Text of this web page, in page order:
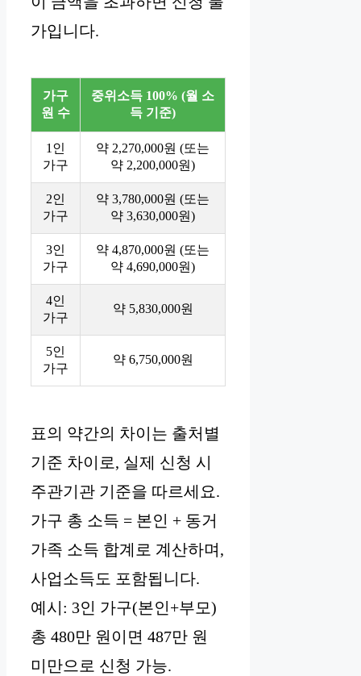
가입니다.
가구
원 수
중위소득 100% (월 소
득 기준)
1인
가구
약 2,270,000원 (또는
약 2,200,000원)
2인
가구
약 3,780,000원 (또는
약 3,630,000원)
3인
가구
약 4,870,000원 (또는
약 4,690,000원)
4인
가구
약 5,830,000원
5인
가구
약 6,750,000원
표의 약간의 차이는 출처별
기준 차이로, 실제 신청 시
주관기관 기준을 따르세요.
가구 총 소득 = 본인 + 동거
가족 소득 합계로 계산하며,
사업소득도 포함됩니다.
예시: 3인 가구(본인+부모)
총 480만 원이면 487만 원
미만으로 신청 가능.